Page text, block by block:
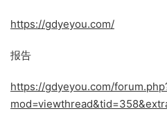
https://gdyeyou.com/
报告
https://gdyeyou.com/